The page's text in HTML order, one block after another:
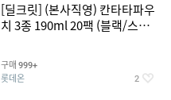
[딜크릿] (본사직영) 칸타타파우
치 3종 190ml 20팩 (블랙/스위
구매 999+
롯데온 2